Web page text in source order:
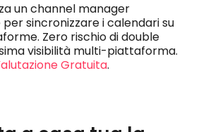
un channel manager
sincronizzare i calendari su
Zero rischio di double
visibilità multi-piattaforma.
Gratuita.